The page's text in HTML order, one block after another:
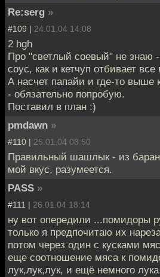
Re:serg »
#109 | 24.01.04 14:08
2 hgh
Про "светлый соевый" не знаю
соус, как и кетчуп отбивает все
А насчет папайи и где-то выше
- обязательно попробую.
Поставил в план :)
pmdawn »
#110 | 25.01.04 08:50
Правильный шашлык - из
мой вкус, разумеется.
PASS »
#111 | 26.01.04 18:14
ну вот опередили ...помидоры
только я предпочитаю их
потом через один с кусками
еще соотношение мяса к
лук,лук,лук, и ещё немного